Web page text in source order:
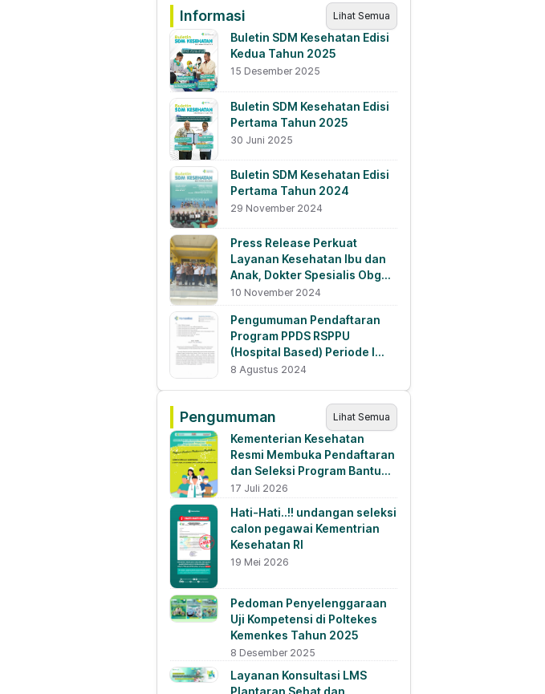
Informasi Lihat Semua
Buletin SDM Kesehatan Edisi
Kedua Tahun 2025
15 Desember 2025
Buletin SDM Kesehatan Edisi
Pertama Tahun 2025
30 Juni 2025
Buletin SDM Kesehatan Edisi
Pertama Tahun 2024
29 November 2024
Press Release Perkuat
Layanan Kesehatan Ibu dan
Anak, Dokter Spesialis Obgyn
WNI Lulusan Luar Negeri
Ditempatkan di RSUD
Lewoleba, NTT
10 November 2024
Pengumuman Pendaftaran
Program PPDS RSPPU
(Hospital Based) Periode I
Tahun 2024
8 Agustus 2024
Pengumuman Lihat Semua
Kementerian Kesehatan
Resmi Membuka Pendaftaran
dan Seleksi Program Bantuan
Pendanaan Pendidikan
Tahun 2026
17 Juli 2026
Hati-Hati..!! undangan seleksi
calon pegawai Kementrian
Kesehatan RI
19 Mei 2026
Pedoman Penyelenggaraan
Uji Kompetensi di Poltekes
Kemenkes Tahun 2025
8 Desember 2025
Layanan Konsultasi LMS
Plantaran Sehat dan